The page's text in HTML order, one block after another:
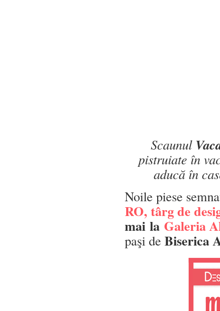
Scaunul
pistruiate în
aducă în
Noile piese
RO, târg de
mai la Galeria
paşi de Biserica